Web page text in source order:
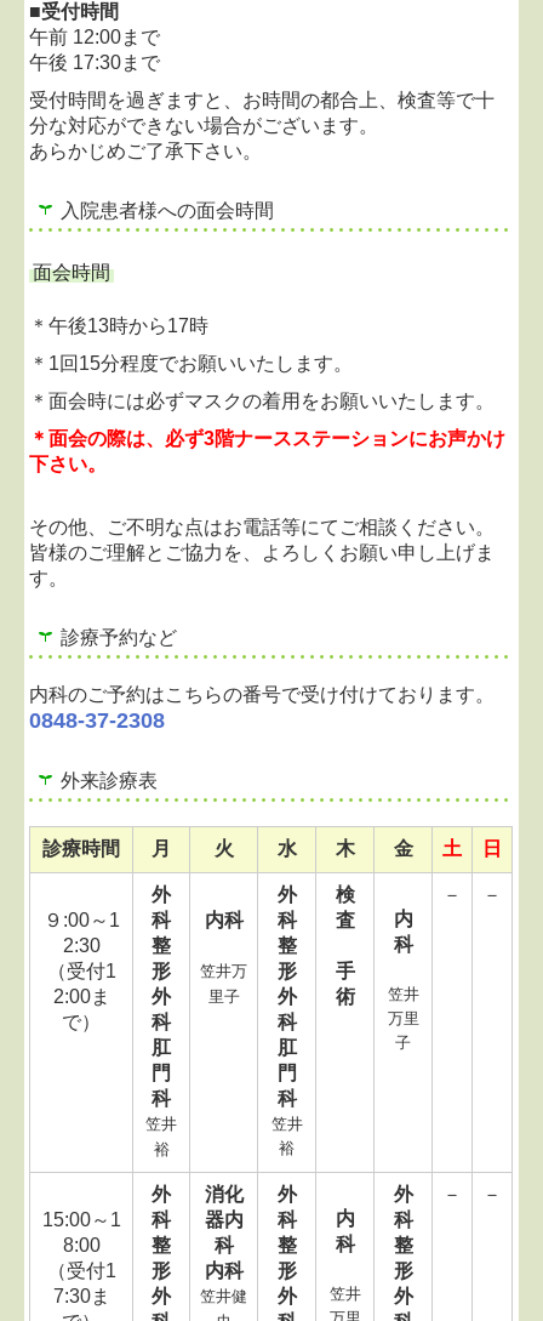
8月15日（日）休診
8月16日（月）より通常通りの診療をいたします。
2020.08.31...船員検診休止のお知らせ
新型コロナウイルス感染拡大防止の為、当面の間、
当院では船員検診をお引き受けできません。
力をお願いいたします。
■受付時間
午前 12:00まで
午後 17:30まで
受付時間を過ぎますと、お時間の都合上、検査等で十
分な対応ができない場合がございます。
あらかじめご了承下さい。
入院患者様への面会時間
面会時間
＊午後13時から17時
＊1回15分程度でお願いいたします。
＊面会時には必ずマスクの着用をお願いいたします。
＊面会の際は、必ず3階ナースステーションにお声かけ
下さい。
その他、ご不明な点はお電話等にてご相談ください。
皆様のご理解とご協力を、よろしくお願い申し上げま
す。
診療予約など
内科のご予約はこちらの番号で受け付けております。
0848-37-2308
外来診療表
診療時間 月 火 水 木 金 土 日
９:00～1
2:30
（受付1
2:00ま
で）
外
科
整
形
外
科
肛
門
科
笠井
裕
内科
笠井万
里子
外
科
整
形
外
科
肛
門
科
笠井
裕
検
査
手
術
内
科
笠井
万里
子
－ －
15:00～1
8:00
（受付1
7:30ま
外
科
整
形
外
消化
器内
科
内科
笠井健
外
科
整
形
外
内
科
笠井
外
科
整
形
外
－ －